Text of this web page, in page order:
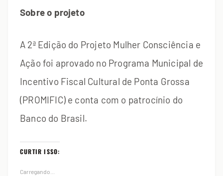
Sobre o projeto
A 2ª Edição do Projeto Mulher Consciência e
Ação foi aprovado no Programa Municipal de
Incentivo Fiscal Cultural de Ponta Grossa
(PROMIFIC) e conta com o patrocínio do
Banco do Brasil.
CURTIR ISSO:
Carregando...